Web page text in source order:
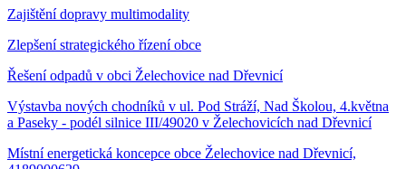
Zajištění dopravy multimodality
Zlepšení strategického řízení obce
Řešení odpadů v obci Želechovice nad Dřevnicí
Výstavba nových chodníků v ul. Pod Stráží, Nad Školou, 4.května
a Paseky - podél silnice III/49020 v Želechovicích nad Dřevnicí
Místní energetická koncepce obce Želechovice nad Dřevnicí,